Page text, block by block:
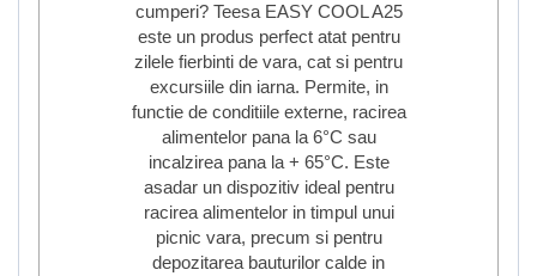
cumperi? Teesa EASY COOL A25
este un produs perfect atat pentru
zilele fierbinti de vara, cat si pentru
excursiile din iarna. Permite, in
functie de conditiile externe, racirea
alimentelor pana la 6°C sau
incalzirea pana la + 65°C. Este
asadar un dispozitiv ideal pentru
racirea alimentelor in timpul unui
picnic vara, precum si pentru
depozitarea bauturilor calde in